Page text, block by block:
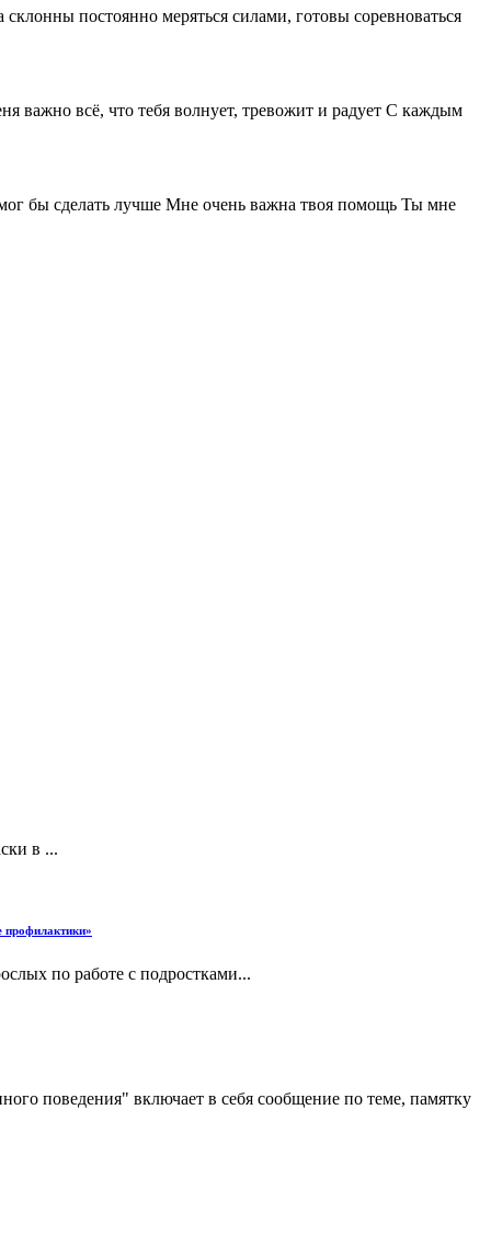
постоянно меряться силами, готовы соревноваться
важно всё, что тебя волнует, тревожит и радует С каждым
бы сделать лучше Мне очень важна твоя помощь Ты мне
в ...
профилактики»
по работе с подростками...
поведения" включает в себя сообщение по теме, памятку